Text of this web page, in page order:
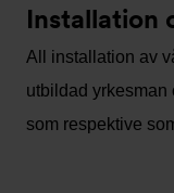
Installation
All installation av
utbildad yrkesman
som respektive